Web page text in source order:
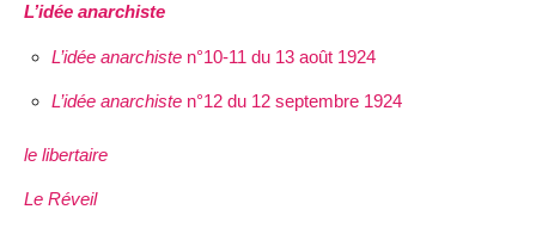
L’idée anarchiste
L’idée anarchisten°10-11 du 13 août 1924
L’idée anarchisten°12 du 12 septembre 1924
le libertaire
Le Réveil